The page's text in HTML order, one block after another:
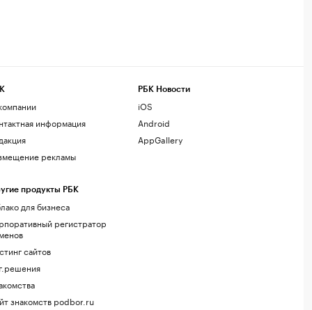
информация
рекламы
продукты РБК
для бизнеса
регистратор
сайтов
знакомств podbor.ru
РБК Новости
iOS
Android
AppGallery